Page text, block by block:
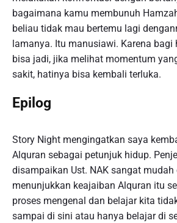
bagaimana kamu membunuh
beliau tidak mau bertemu lagi
lamanya. Itu manusiawi. Karena bagi
bisa jadi, jika melihat momentum
sakit, hatinya bisa kembali terluka.
Epilog
Story Night mengingatkan saya
Alquran sebagai petunjuk hidup.
disampaikan Ust. NAK sangat
menunjukkan keajaiban Alquran itu
proses mengenal dan belajar kita
sampai di sini atau hanya belajar di